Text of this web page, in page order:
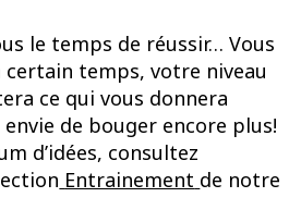
le temps de réussir… Vous
certain temps, votre niveau
ce qui vous donnera
de bouger encore plus!
d’idées, consultez
Entrainement de notre